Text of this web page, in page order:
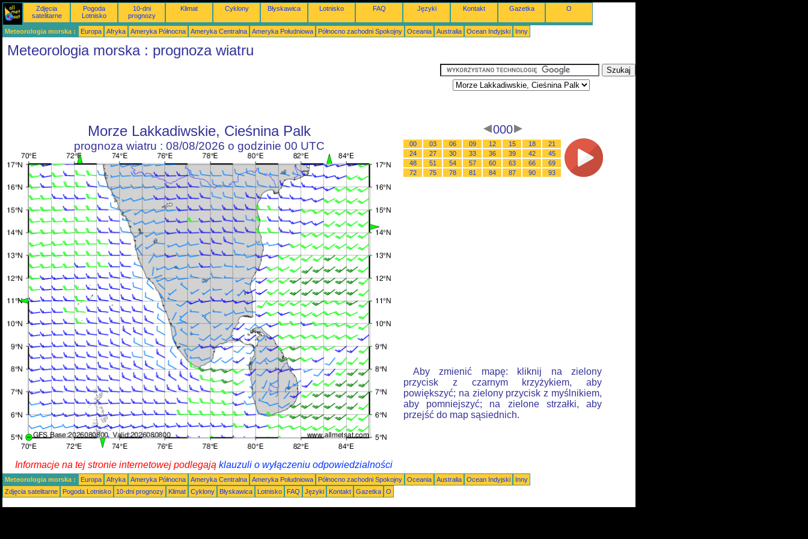
Zdjęcia
satelitarne
Pogoda
Lotnisko
10-dni
prognozy
Klimat Cyklony Błyskawica Lotnisko FAQ Języki Kontakt Gazetka O
Meteorologia morska : Europa Afryka Ameryka Północna Ameryka Centralna Ameryka Południowa Północno zachodni Spokojny Oceania Australia Ocean Indyjski Inny
Meteorologia morska : prognoza wiatru
Morze Lakkadiwskie, Cieśnina Palk
prognoza wiatru : 08/08/2026 o godzinie 00 UTC
000
00 03 06 09 12 15 18
21
24
27 30 33 36 39 42
45
48
51 54 57 60 63 66
69
72
75 78 81 84 87 90 93
Aby zmienić mapę: kliknij na zielony
przycisk z czarnym krzyżykiem, aby
powiększyć; na zielony przycisk z myślnikiem,
aby pomniejszyć; na zielone strzałki, aby
przejść do map sąsiednich.
Informacje na tej stronie internetowej podlegają klauzuli o wyłączeniu odpowiedzialności
Meteorologia morska : Europa Afryka Ameryka Północna Ameryka Centralna Ameryka Południowa Północno zachodni Spokojny Oceania Australia Ocean Indyjski
Inny
Zdjęcia satelitarne
Pogoda Lotnisko 10-dni prognozy Klimat Cyklony Błyskawica Lotnisko FAQ Języki Kontakt Gazetka O